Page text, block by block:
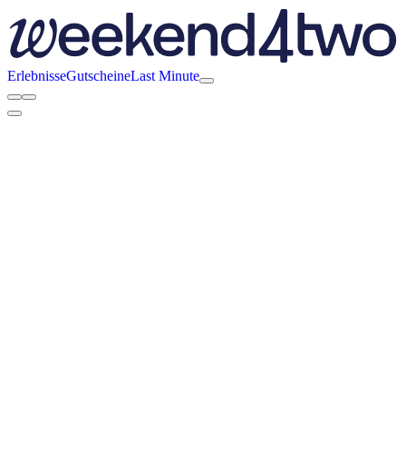
ErlebnisseGutscheineLast Minute